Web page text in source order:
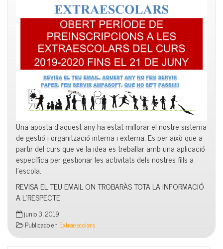
Una aposta d’aquest any ha estat millorar el nostre sistema
de gestió i organització interna i externa. Es per això que a
partir del curs que ve la idea es treballar amb una aplicació
específica per gestionar les activitats dels nostres fills a
l’escola.
REVISA EL TEU EMAIL ON TROBARÀS TOTA LA INFORMACIÓ
A L’RESPECTE
junio 3, 2019
Publicado en Extraescolars